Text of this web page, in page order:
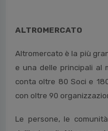
ALTROMERCATO
Altromercato è la più
e una delle principali al
conta oltre 80 Soci e
con oltre 90
Le persone, le